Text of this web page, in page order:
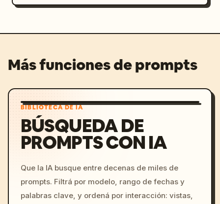
Más funciones de prompts
BIBLIOTECA DE IA
BÚSQUEDA DE
PROMPTS CON IA
Que la IA busque entre decenas de miles de
prompts. Filtrá por modelo, rango de fechas y
palabras clave, y ordená por interacción: vistas,